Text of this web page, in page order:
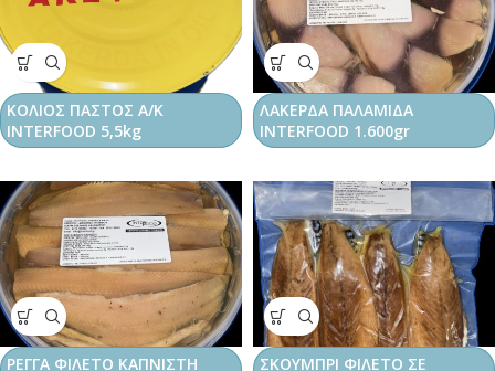
ΚΟΛΙΟΣ ΠΑΣΤΟΣ Α/Κ
INTERFOOD 5,5kg
ΛΑΚΕΡΔΑ ΠΑΛΑΜΙΔΑ
INTERFOOD 1.600gr
ΡΕΓΓΑ ΦΙΛΕΤΟ ΚΑΠΝΙΣΤΗ
ΣΚΟΥΜΠΡΙ ΦΙΛΕΤΟ ΣΕ